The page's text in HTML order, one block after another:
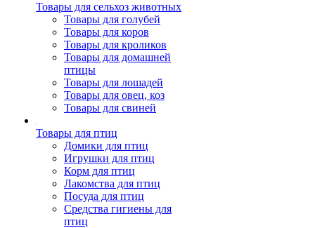
Товары для сельхоз животных
Товары для голубей
Товары для коров
Товары для кроликов
Товары для домашней
птицы
Товары для лошадей
Товары для овец, коз
Товары для свиней
Товары для птиц
Домики для птиц
Игрушки для птиц
Корм для птиц
Лакомства для птиц
Посуда для птиц
Средства гигиены для
птиц